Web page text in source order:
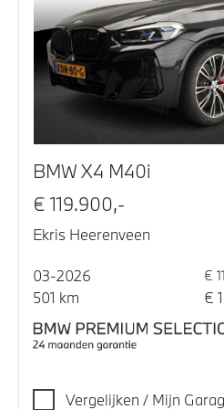
BMW X4 M40i
€ 119.900,-
Ekris Heerenveen
03-2026 €
501 km €
Vergelijken / Mijn